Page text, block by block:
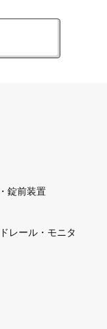
錠前装置
レール・モニタ